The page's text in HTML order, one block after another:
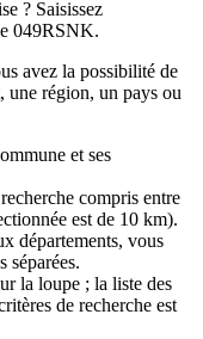
? Saisissez
049RSNK.
avez la possibilité de
une région, un pays ou
et ses
compris entre
est de 10 km).
départements, vous
séparées.
la loupe ; la liste des
de recherche est